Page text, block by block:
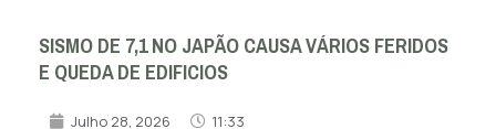
SISMO DE 7,1 NO JAPÃO CAUSA VÁRIOS FERIDOS
E QUEDA DE EDIFICIOS
Julho 28, 2026 11:33